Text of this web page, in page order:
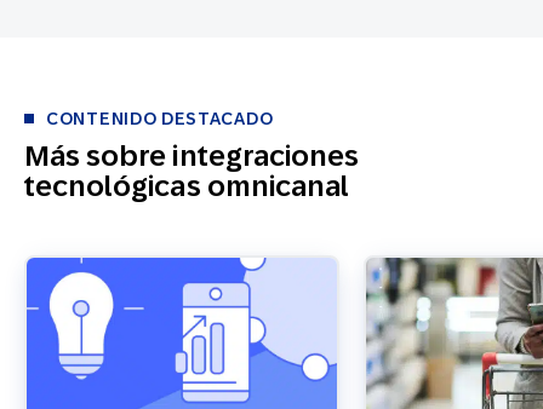
Más sobre integraciones
tecnológicas omnicanal
CONTENIDO DESTACADO